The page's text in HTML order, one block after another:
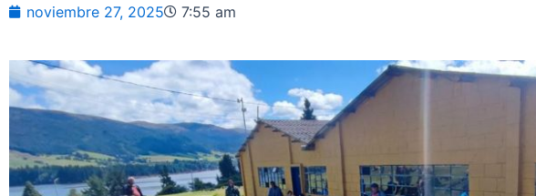
noviembre 27, 2025 7:55 am